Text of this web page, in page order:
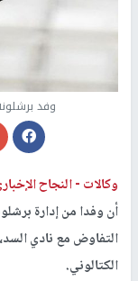
وفد
وكالات -النجاح
أن وفدا من إدارة
التفاوض مع نادي
الكتالوني.